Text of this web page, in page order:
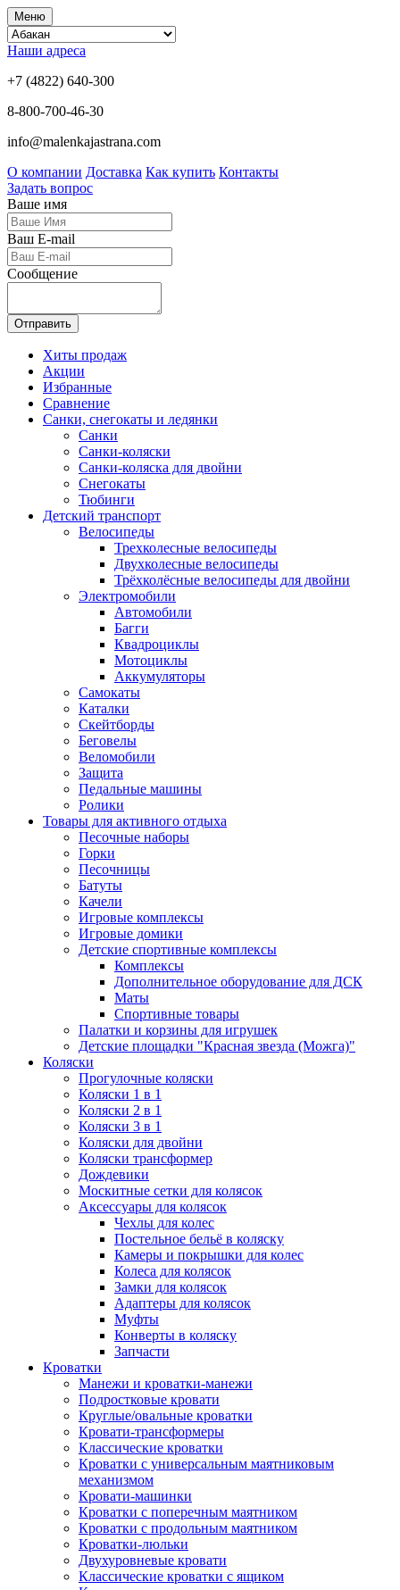
Меню
Наши адреса
+7 (4822) 640-300
8-800-700-46-30
info@malenkajastrana.com
О компании Доставка Как купить Контакты
Задать вопрос
Ваше имя
Ваш E-mail
Сообщение
Отправить
Хиты продаж
Акции
Избранные
Сравнение
Санки, снегокаты и ледянки
Санки
Санки-коляски
Санки-коляска для двойни
Снегокаты
Тюбинги
Детский транспорт
Велосипеды
Трехколесные велосипеды
Двухколесные велосипеды
Трёхколёсные велосипеды для двойни
Электромобили
Автомобили
Багги
Квадроциклы
Мотоциклы
Аккумуляторы
Самокаты
Каталки
Скейтборды
Беговелы
Веломобили
Защита
Педальные машины
Ролики
Товары для активного отдыха
Песочные наборы
Горки
Песочницы
Батуты
Качели
Игровые комплексы
Игровые домики
Детские спортивные комплексы
Комплексы
Дополнительное оборудование для ДСК
Маты
Спортивные товары
Палатки и корзины для игрушек
Детские площадки "Красная звезда (Можга)"
Коляски
Прогулочные коляски
Коляски 1 в 1
Коляски 2 в 1
Коляски 3 в 1
Коляски для двойни
Коляски трансформер
Дождевики
Москитные сетки для колясок
Аксессуары для колясок
Чехлы для колес
Постельное бельё в коляску
Камеры и покрышки для колес
Колеса для колясок
Замки для колясок
Адаптеры для колясок
Муфты
Конверты в коляску
Запчасти
Кроватки
Манежи и кроватки-манежи
Подростковые кровати
Круглые/овальные кроватки
Кровати-трансформеры
Классические кроватки
Кроватки с универсальным маятниковым
механизмом
Кровати-машинки
Кроватки с поперечным маятником
Кроватки с продольным маятником
Кроватки-люльки
Двухуровневые кровати
Классические кроватки с ящиком